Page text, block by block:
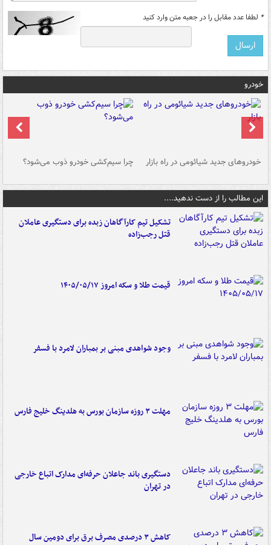
* لطفا عدد مقابل را در جعبه متن وارد کنید
خودرو
خودروهای جدید شیائومی در راه بازار چرا سیم‌کشی خودرو ذوب می‌شود؟
این مطالب را از دست ندهید....
تشکیل تیم کارآگاهان زبده برای دستگیری عاملان
قتل رجب‌زاده
قیمت طلا و سکه امروز ۱۴۰۵/۰۵/۱۷
وجود شواهدی مبنی بر بمباران لامرد با فسفر
مهلت ۳ روزه سازمان بورس به هلدینگ خلیج فارس
دستگیری باند جاعلان حرفه‌ای مدارک اتباع خارجی
در تهران
کاهش ۳ درصدی مصرف برق برای دومین سال